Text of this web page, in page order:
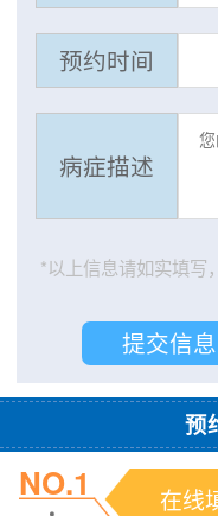
预约时间
病症描述
*以上信息请如实填写
预
NO.1 在线